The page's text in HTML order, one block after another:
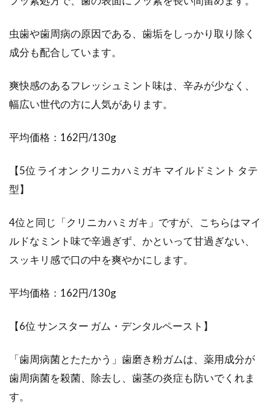
虫歯や歯周病の原因である、歯垢をしっかり取り除く
成分も配合しています。
爽快感のあるフレッシュミント味は、辛みが少なく、
幅広い世代の方に人気があります。
平均価格：162円/130g
【5位 ライオン クリニカハミガキ マイルドミント タテ
型】
4位と同じ「クリニカハミガキ」ですが、こちらはマイ
ルドなミント味で辛過ぎず、かといって甘過ぎない、
スッキリ感で口の中を爽やかにします。
平均価格：162円/130g
【6位 サンスター ガム・デンタルペースト】
「歯周病菌とたたかう」歯磨き粉ガムは、薬用成分が
歯周病菌を殺菌、除去し、歯茎の炎症も防いでくれま
す。